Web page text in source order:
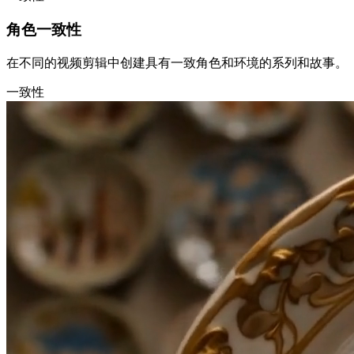
角色一致性
在不同的视频剪辑中创建具有一致角色和环境的系列和故事。
一致性